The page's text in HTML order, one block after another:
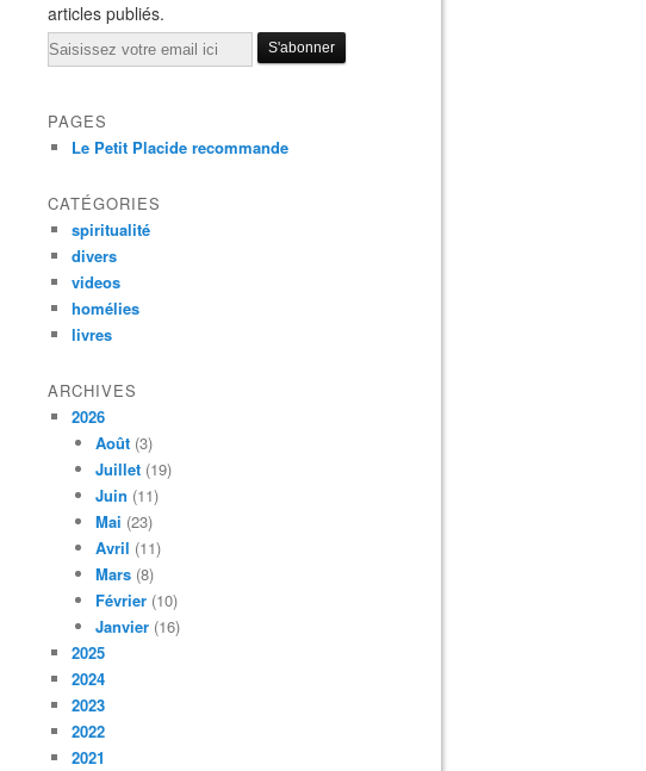
articles publiés.
Email
PAGES
Le Petit Placide recommande
CATÉGORIES
spiritualité
divers
videos
homélies
livres
ARCHIVES
2026
Août (3)
Juillet (19)
Juin (11)
Mai (23)
Avril (11)
Mars (8)
Février (10)
Janvier (16)
2025
2024
2023
2022
2021